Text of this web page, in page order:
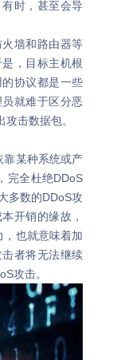
时，甚至会导
墙和路由器等
，目标主机根
协议都是一些
就难于区分恶
击数据包。
某种系统或产
完全杜绝DDoS
多数的DDoS攻
开销的缘故，
也就意味着加
者将无法继续
攻击。